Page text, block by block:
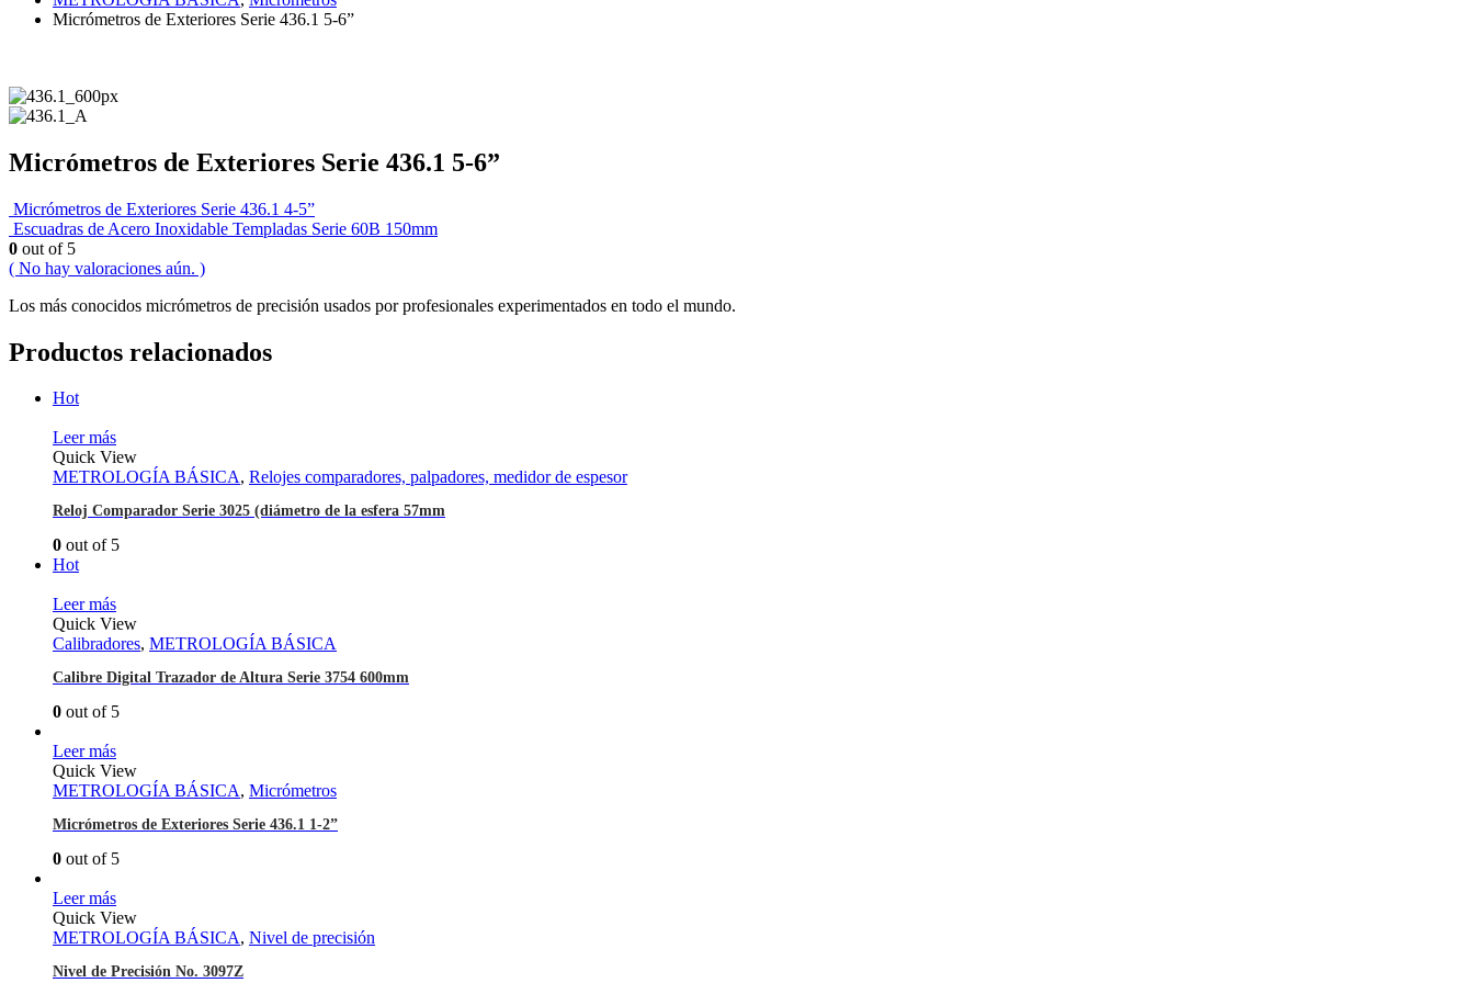
Micrómetros de Exteriores Serie 436.1 5-6”
Micrómetros de Exteriores Serie 436.1 5-6”
Micrómetros de Exteriores Serie 436.1 4-5”
Escuadras de Acero Inoxidable Templadas Serie 60B 150mm
0 out of 5
( No hay valoraciones aún. )
Los más conocidos micrómetros de precisión usados por profesionales experimentados en todo el mundo.
Productos relacionados
Hot
Leer más
Quick View
METROLOGÍA BÁSICA, Relojes comparadores, palpadores, medidor de espesor
Reloj Comparador Serie 3025 (diámetro de la esfera 57mm
0 out of 5
Hot
Leer más
Quick View
Calibradores, METROLOGÍA BÁSICA
Calibre Digital Trazador de Altura Serie 3754 600mm
0 out of 5
Leer más
Quick View
METROLOGÍA BÁSICA, Micrómetros
Micrómetros de Exteriores Serie 436.1 1-2”
0 out of 5
Leer más
Quick View
METROLOGÍA BÁSICA, Nivel de precisión
Nivel de Precisión No. 3097Z